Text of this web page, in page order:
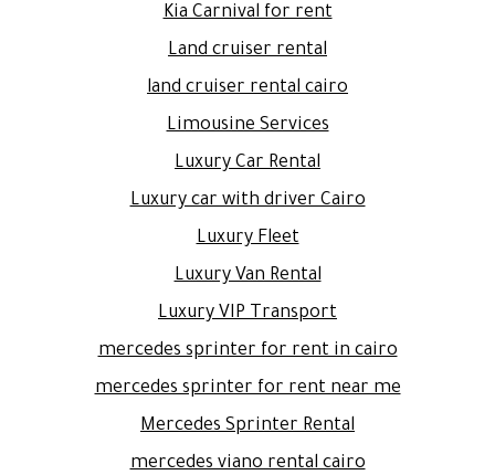
Kia Carnival for rent
Land cruiser rental
land cruiser rental cairo
Limousine Services
Luxury Car Rental
Luxury car with driver Cairo
Luxury Fleet
Luxury Van Rental
Luxury VIP Transport
mercedes sprinter for rent in cairo
mercedes sprinter for rent near me
Mercedes Sprinter Rental
mercedes viano rental cairo